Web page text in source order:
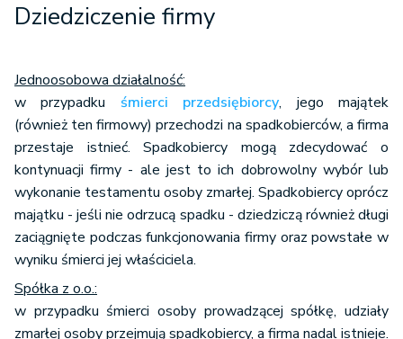
Dziedziczenie firmy
Jednoosobowa działalność:
w przypadku śmierci przedsiębiorcy, jego majątek
(również ten firmowy) przechodzi na spadkobierców, a firma
przestaje istnieć. Spadkobiercy mogą zdecydować o
kontynuacji firmy - ale jest to ich dobrowolny wybór lub
wykonanie testamentu osoby zmarłej. Spadkobiercy oprócz
majątku - jeśli nie odrzucą spadku - dziedziczą również długi
zaciągnięte podczas funkcjonowania firmy oraz powstałe w
wyniku śmierci jej właściciela.
Spółka z o.o.:
w przypadku śmierci osoby prowadzącej spółkę, udziały
zmarłej osoby przejmują spadkobiercy, a firma nadal istnieje.